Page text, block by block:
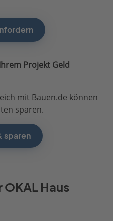
Projekt Geld
mit Bauen.de können
sparen.
sparen
Haus